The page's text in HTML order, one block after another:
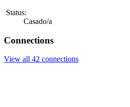
Status:
Casado/a
Connections
View all 42 connections